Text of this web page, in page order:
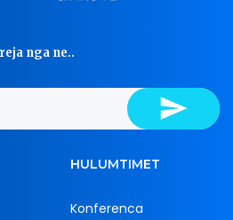
nga ne..
HULUMTIMET
Konferenca